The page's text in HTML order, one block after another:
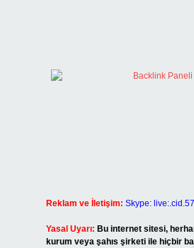
Reklam ve İletişim: Skype:
Yasal Uyarı: Bu internet sitesi,
kurum veya şahıs şirketi ile hiçbir